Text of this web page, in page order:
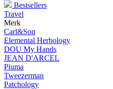
Bestsellers
Travel
Merk
Carl&Son
Elemental Herbology
DOU My Hands
JEAN D'ARCEL
Piuma
Tweezerman
Patchology